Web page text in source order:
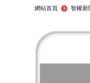
You are here:
網站首頁 智權新